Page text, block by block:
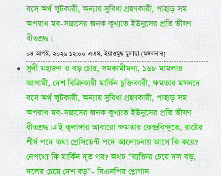
বসে অর্থ লুটকারী, অন্যায় সুবিধা গ্রহণকারী, পাহাড় সম
অপরাধ মব-সন্ত্রাসের জনক কুখ্যাত ইউনুসের প্রতি ভীষণ
বীতশ্রদ্ধ।
০৪ আগস্ট, ২০২৬ ১২:০০ এএম, ইয়াওমুছ ছুলাছা (মঙ্গলবার)
সুদী মহাজন ও বড় চোর, সমকামীমনা, ১৬৮ মামলার
আসামী, দেশ বিক্রিকারী মার্কিন চুক্তিকারী, ক্ষমতার মসনদে
বসে অর্থ লুটকারী, অন্যায় সুবিধা গ্রহণকারী, পাহাড় সম
অপরাধ মব-সন্ত্রাসের জনক কুখ্যাত ইউনুসের প্রতি ভীষণ
বীতশ্রদ্ধ। এই কুলাঙ্গার আবারো ক্ষমতার কেন্দ্রবিন্দুতে, রাষ্টের
শীর্ষ পদে তথা প্রেসিডেন্ট পদে আলোচনায় আসে কি করে?
নেপথ্যে কি মার্কিন দূত গর? অথচ “ব্যক্তির চেয়ে দল বড়,
দলের চেয়ে দেশ বড়”- বিএনপির শ্লোগান